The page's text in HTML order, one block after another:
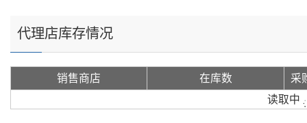
代理店库存情况
销售商店 在库数
采
读取中